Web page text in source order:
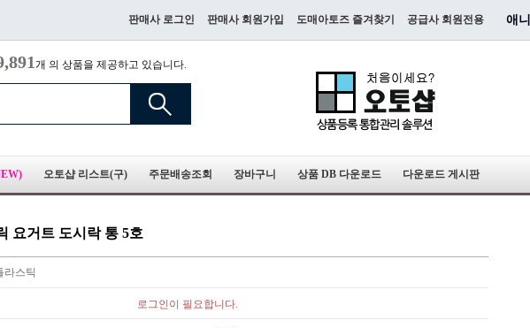
판매사 로그인 판매사 회원가입 도매아토즈 즐겨찾기 공급사 회원전용 애
개 의 상품을 제공하고 있습니다.
오토샵 리스트(구) 주문배송조회 장바구니 상품 DB 다운로드 다운로드 게시판
요거트 도시락 통 5호
라스틱
로그인이 필요합니다.